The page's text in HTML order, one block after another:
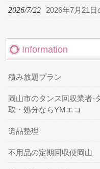
2026/7/22 2026年7月21
Information
積み放題プラン
岡山市のタンス回収業者-
取・処分ならYMエコ
遺品整理
不用品の定期回収便岡山